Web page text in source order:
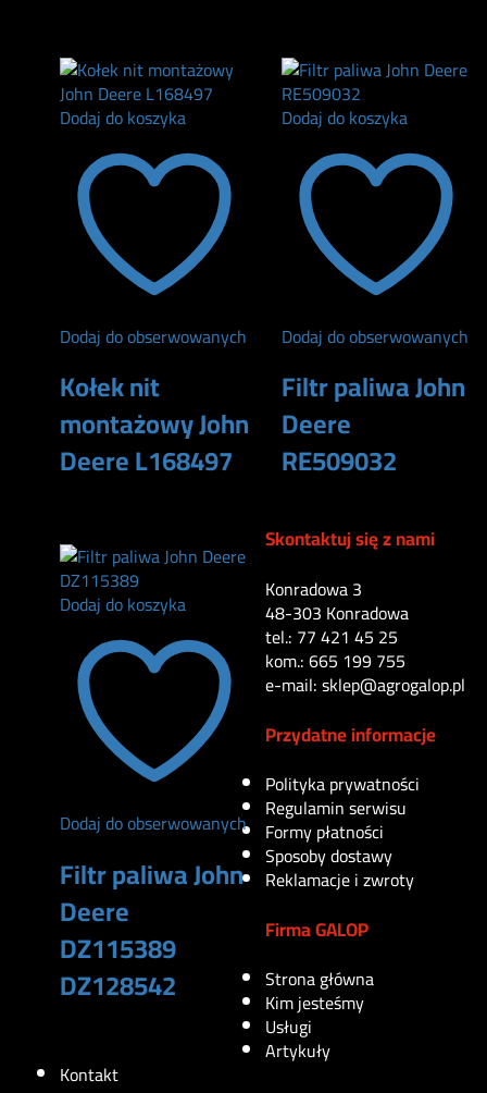
Dodaj do koszyka
Dodaj do obserwowanych
Kołek nit
montażowy John
Deere L168497
Dodaj do koszyka
Dodaj do obserwowanych
Filtr paliwa John
Deere
RE509032
Dodaj do koszyka
Dodaj do obserwowanych
Filtr paliwa John
Deere
DZ115389
DZ128542
Skontaktuj się z nami
Konradowa 3
48-303 Konradowa
tel.: 77 421 45 25
kom.: 665 199 755
e-mail: sklep@agrogalop.pl
Przydatne informacje
Polityka prywatności
Regulamin serwisu
Formy płatności
Sposoby dostawy
Reklamacje i zwroty
Firma GALOP
Strona główna
Kim jesteśmy
Usługi
Artykuły
Kontakt